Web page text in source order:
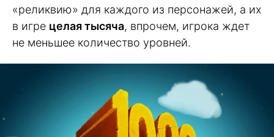
«реликвию» для каждого из персонажей, а их
в игре целая тысяча, впрочем, игрока ждет
не меньшее количество уровней.